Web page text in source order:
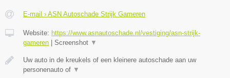
E-mail › ASN Autoschade Strijk Gameren
Website: https://www.asnautoschade.nl/vestiging/asn-strijk-
gameren
Screenshot ▼
Uw auto in de kreukels of een kleinere autoschade aan uw
personenauto of ▼